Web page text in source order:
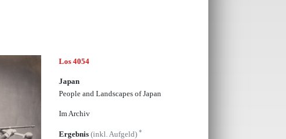
Los 4054
Japan
People and Landscapes of Japan
Im Archiv
Ergebnis (inkl. Aufgeld) *